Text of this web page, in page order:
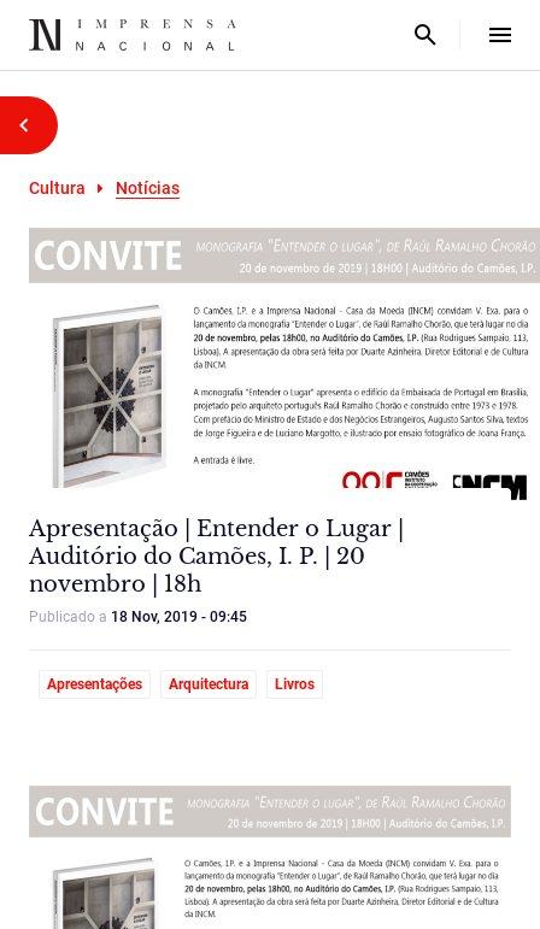
Cultura Notícias
Apresentação | Entender o Lugar |
Auditório do Camões, I. P. | 20
novembro | 18h
Publicado a 18 Nov, 2019 - 09:45
Apresentações Arquitectura Livros